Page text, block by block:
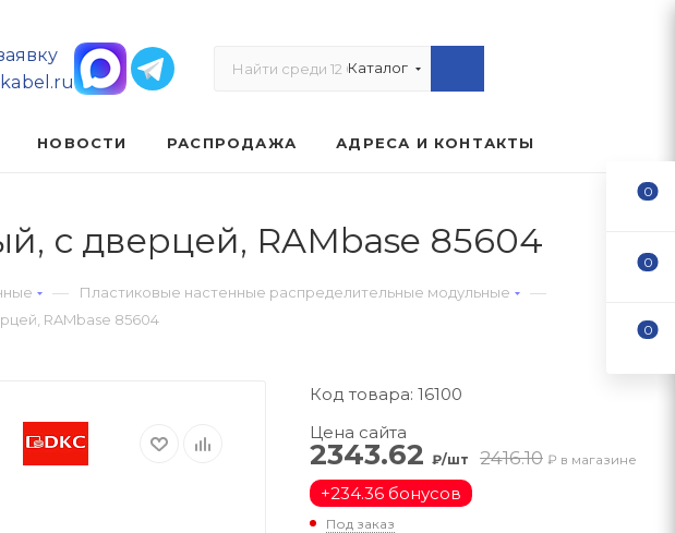
Каталог
НОВОСТИ РАСПРОДАЖА АДРЕСА И КОНТАКТЫ
с дверцей, RAMbase 85604
— Пластиковые настенные распределительные модульные —
RAMbase 85604
Код товара: 16100
Цена сайта
2343.62 ₽/шт 2416.10 ₽ в магазине
+234.36 бонусов
Под заказ
0
0
0